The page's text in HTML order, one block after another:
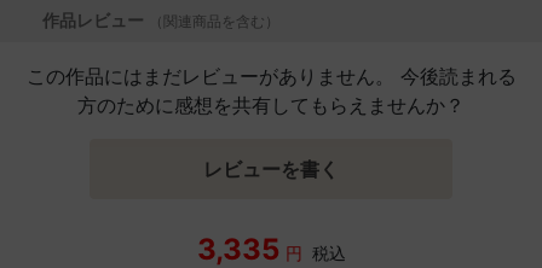
作品レビュー （関連商品を含む）
この作品にはまだレビューがありません。 今後読まれる
方のために感想を共有してもらえませんか？
レビューを書く
3,335 円 税込